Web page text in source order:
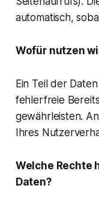
automatisch,
Wofür nutzen
Ein Teil der
fehlerfreie
gewährleisten.
Ihres
Welche Rechte
Daten?